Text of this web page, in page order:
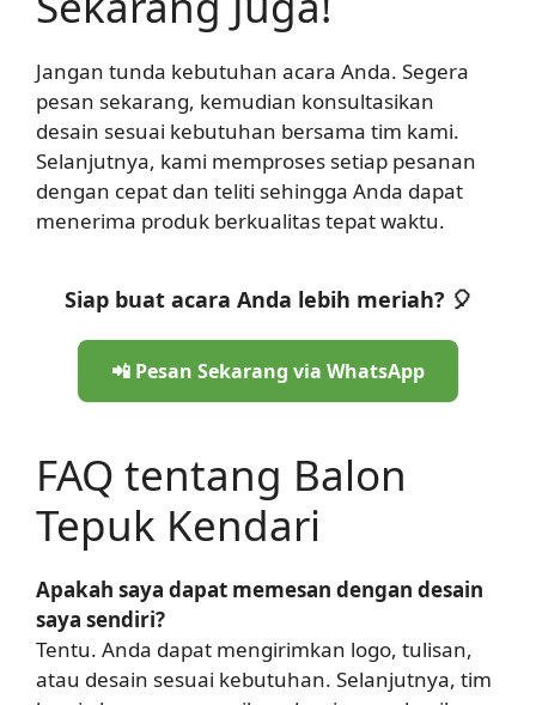
Jangan tunda kebutuhan acara Anda. Segera
pesan sekarang, kemudian konsultasikan
desain sesuai kebutuhan bersama tim kami.
Selanjutnya, kami memproses setiap pesanan
dengan cepat dan teliti sehingga Anda dapat
menerima produk berkualitas tepat waktu.
Siap buat acara Anda lebih meriah? 🎈
📲 Pesan Sekarang via WhatsApp
FAQ tentang Balon
Tepuk Kendari
Apakah saya dapat memesan dengan desain
saya sendiri?
Tentu. Anda dapat mengirimkan logo, tulisan,
atau desain sesuai kebutuhan. Selanjutnya, tim